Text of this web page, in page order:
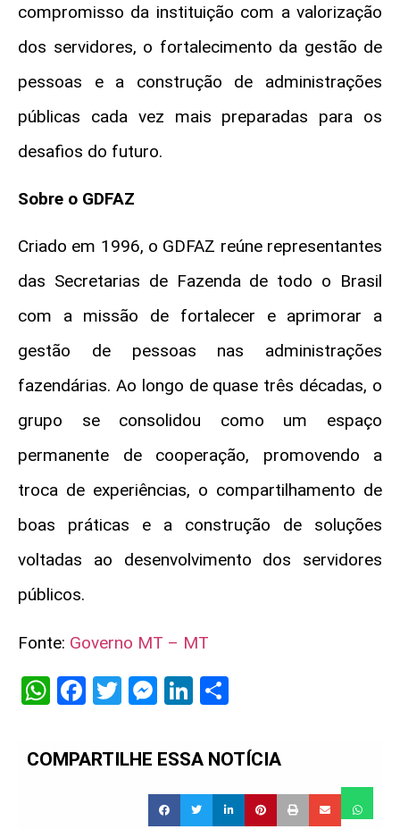
compromisso da instituição com a valorização
dos servidores, o fortalecimento da gestão de
pessoas e a construção de administrações
públicas cada vez mais preparadas para os
desafios do futuro.
Sobre o GDFAZ
Criado em 1996, o GDFAZ reúne representantes
das Secretarias de Fazenda de todo o Brasil
com a missão de fortalecer e aprimorar a
gestão de pessoas nas administrações
fazendárias. Ao longo de quase três décadas, o
grupo se consolidou como um espaço
permanente de cooperação, promovendo a
troca de experiências, o compartilhamento de
boas práticas e a construção de soluções
voltadas ao desenvolvimento dos servidores
públicos.
Fonte: Governo MT – MT
WhatsApp
Facebook
Twitter
Messenger
LinkedIn
COMPARTILHE ESSA NOTÍCIA